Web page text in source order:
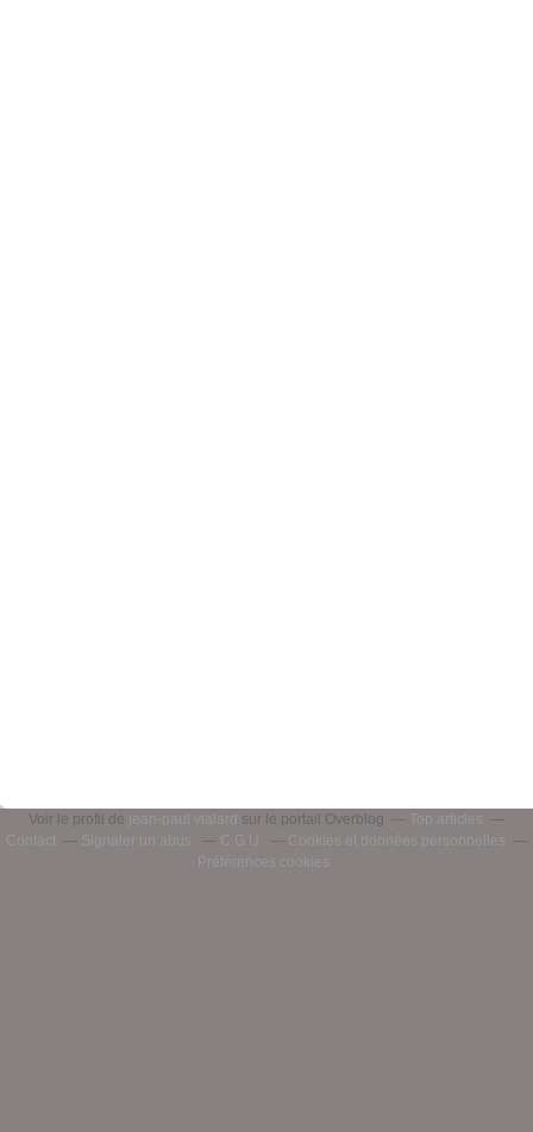
Voir le profil de jean-paul vialard sur le portail Overblog
Top articles
Contact
Signaler un abus C.G.U.
Cookies et données personnelles
Préférences cookies